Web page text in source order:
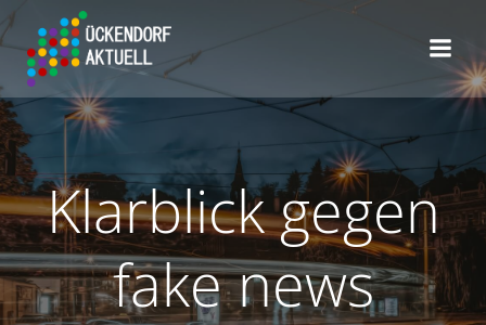
Klarblick gegen
fake news